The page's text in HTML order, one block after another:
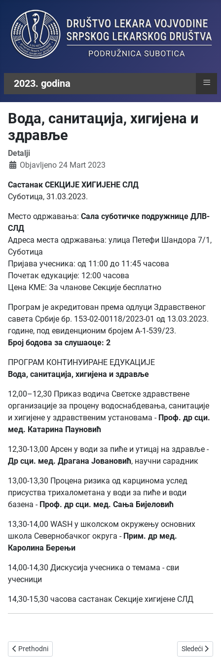
2023. godina ≡
Вода, санитација, хигијена и
здравље
Detalji
Objavljeno 24 Mart 2023
Састанак СЕКЦИЈЕ ХИГИЈЕНЕ СЛД
Суботица, 31.03.2023.
Место одржавања: Сала суботичке подружнице ДЛВ-
СЛД
Адреса места одржавања: улица Петефи Шандора 7/1,
Суботица
Пријава учесника: од 11:00 до 11:45 часова
Почетак едукације: 12:00 часова
Цена КМЕ: За чланове Секције бесплатно
Програм је акредитован према одлуци Здравственог
савета Србије бр. 153-02-00118/2023-01 од 13.03.2023.
године, под евиденционим бројем А-1-539/23.
Број бодова за слушаоце: 2
ПРОГРАМ КОНТИНУИРАНЕ ЕДУКАЦИЈЕ
Вода, санитација, хигијена и здравље
12,00–12,30 Приказ водича Светске здравствене
организације за процену водоснабдевања, санитације
и хигијене у здравственим установама - Проф. др сци.
мед. Катарина Пауновић
12,30-13,00 Арсен у води за пиће и утицај на здравље -
Др сци. мед. Драгана Јовановић, научни сарадник
13,00-13,30 Процена ризика од карцинома услед
присуства трихалометана у води за пиће и води
базена - Проф. др сци. мед. Сања Бијеловић
13,30-14,00 WASH у школском окружењу основних
школа Севернобачког округа - Прим. др мед.
Каролина Берењи
14,00-14,30 Дискусија учесника о темама - сви
учeсници
14,30-15,30 часова састанак Секције хигијене СЛД
Prethodni članak: „Hepatitis C u Srbiji – faktori rizika, skrining i
Prethodni Sledeći
Sledeći